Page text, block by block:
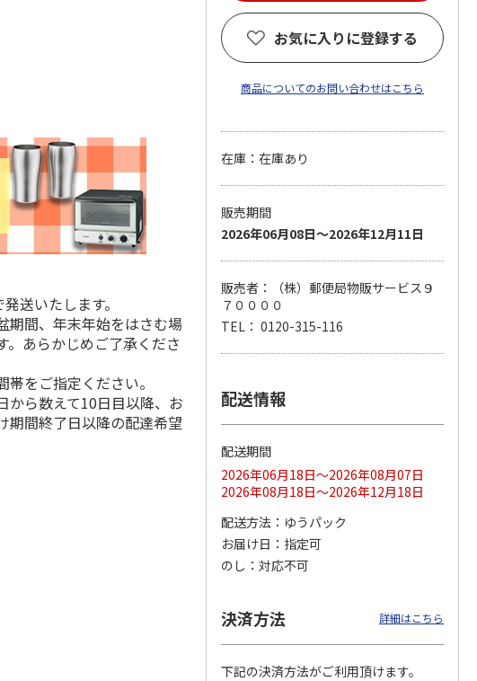
ドジャース 大谷翔
平 日本人最多53試
合連続出塁記念 シ
ル…
17,000円
(送料・税込)
谷翔平 2026 NL 3・
4月投手…
送いたします。
間、年末年始をはさむ場
。あらかじめご了承くださ
をご指定ください。
ら数えて10日目以降、お
期間終了日以降の配達希望
お気に入りに登録する
商品についてのお問い合わせはこちら
在庫：在庫あり
販売期間
2026年06月08日～2026年12月11日
販売者：（株）郵便局物販サービス９
７００００
TEL： 0120-315-116
配送情報
配送期間
2026年06月18日～2026年08月07日
2026年08月18日～2026年12月18日
配送方法
ゆうパック
お届け日
指定可
のし
対応不可
決済方法 詳細はこちら
下記の決済方法がご利用頂けます。